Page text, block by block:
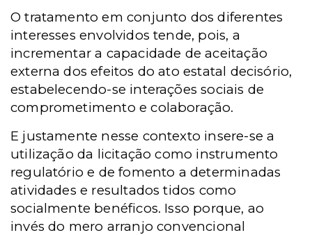
O tratamento em conjunto dos diferentes
interesses envolvidos tende, pois, a
incrementar a capacidade de aceitação
externa dos efeitos do ato estatal decisório,
estabelecendo-se interações sociais de
comprometimento e colaboração.
E justamente nesse contexto insere-se a
utilização da licitação como instrumento
regulatório e de fomento a determinadas
atividades e resultados tidos como
socialmente benéficos. Isso porque, ao
invés do mero arranjo convencional